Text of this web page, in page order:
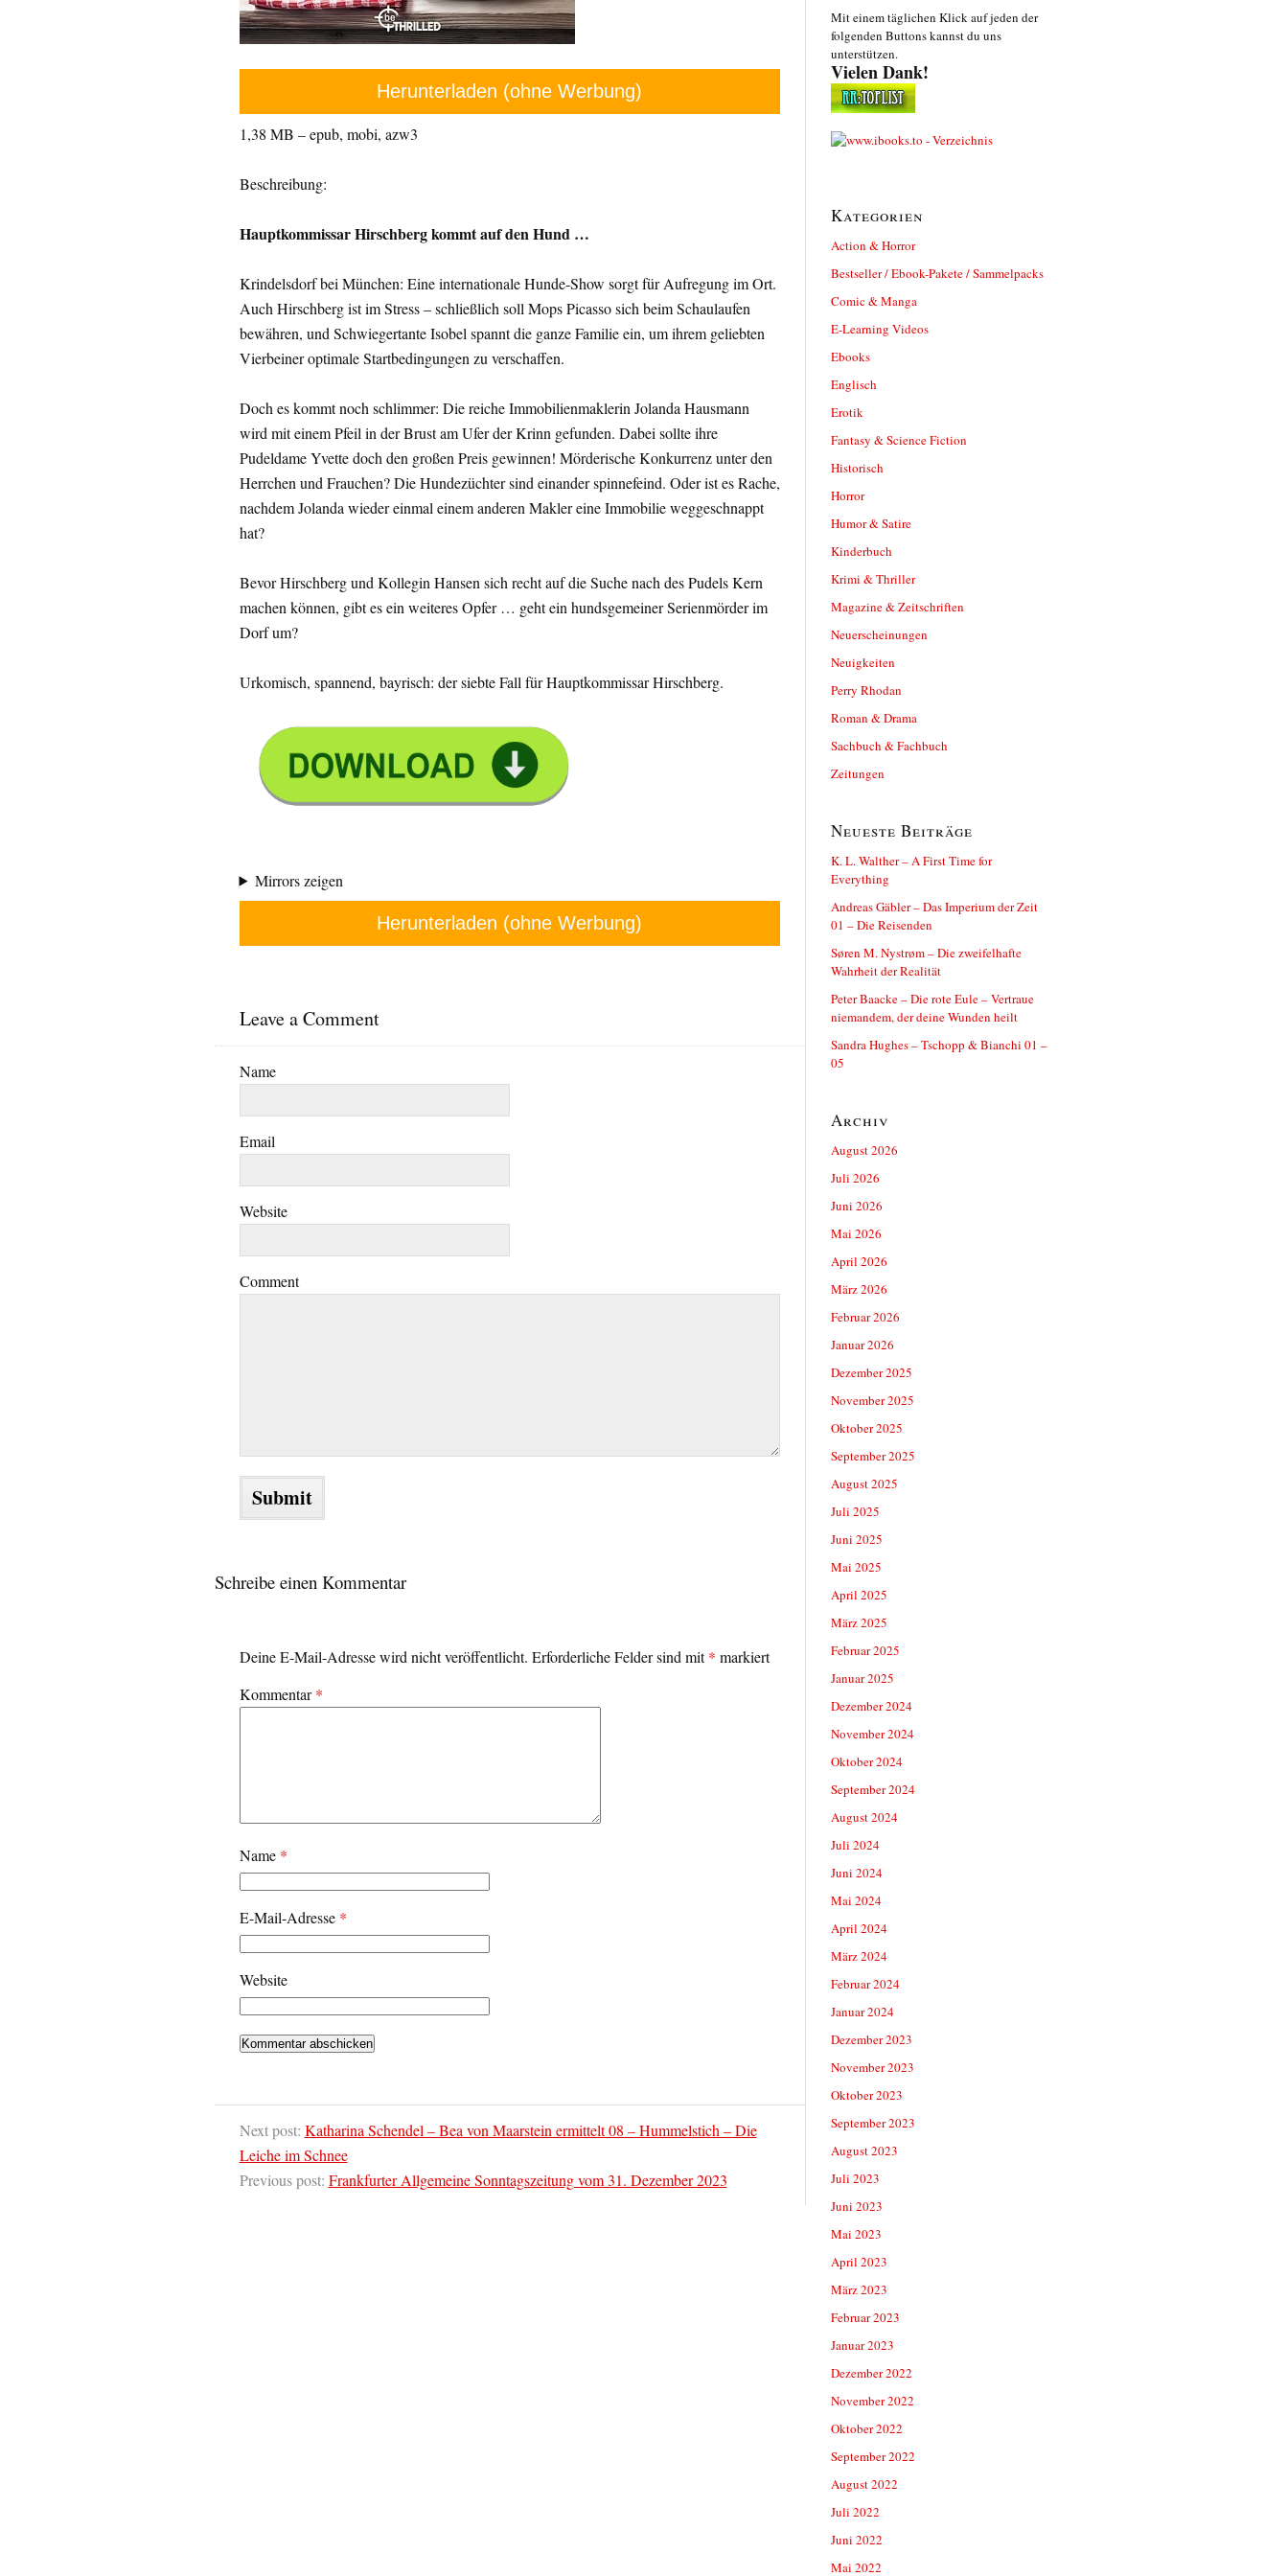
Herunterladen (ohne Werbung)
1,38 MB – epub, mobi, azw3
Beschreibung:
Hauptkommissar Hirschberg kommt auf den Hund …
Krindelsdorf bei München: Eine internationale Hunde-Show sorgt für Aufregung im Ort.
Auch Hirschberg ist im Stress – schließlich soll Mops Picasso sich beim Schaulaufen
bewähren, und Schwiegertante Isobel spannt die ganze Familie ein, um ihrem geliebten
Vierbeiner optimale Startbedingungen zu verschaffen.
Doch es kommt noch schlimmer: Die reiche Immobilienmaklerin Jolanda Hausmann
wird mit einem Pfeil in der Brust am Ufer der Krinn gefunden. Dabei sollte ihre
Pudeldame Yvette doch den großen Preis gewinnen! Mörderische Konkurrenz unter den
Herrchen und Frauchen? Die Hundezüchter sind einander spinnefeind. Oder ist es Rache,
nachdem Jolanda wieder einmal einem anderen Makler eine Immobilie weggeschnappt
hat?
Bevor Hirschberg und Kollegin Hansen sich recht auf die Suche nach des Pudels Kern
machen können, gibt es ein weiteres Opfer … geht ein hundsgemeiner Serienmörder im
Dorf um?
Urkomisch, spannend, bayrisch: der siebte Fall für Hauptkommissar Hirschberg.
Mirrors zeigen
Herunterladen (ohne Werbung)
Leave a Comment
Name
Email
Website
Comment
Schreibe einen Kommentar
Deine E-Mail-Adresse wird nicht veröffentlicht. Erforderliche Felder sind mit* markiert
Kommentar*
Name *
E-Mail-Adresse *
Website
Next post: Katharina Schendel – Bea von Maarstein ermittelt 08 – Hummelstich – Die
Leiche im Schnee
Previous post: Frankfurter Allgemeine Sonntagszeitung vom 31. Dezember 2023
Mit einem täglichen Klick auf jeden der
folgenden Buttons kannst du uns
unterstützen.
Vielen Dank!
Kategorien
Action & Horror
Bestseller / Ebook-Pakete / Sammelpacks
Comic & Manga
E-Learning Videos
Ebooks
Englisch
Erotik
Fantasy & Science Fiction
Historisch
Horror
Humor & Satire
Kinderbuch
Krimi & Thriller
Magazine & Zeitschriften
Neuerscheinungen
Neuigkeiten
Perry Rhodan
Roman & Drama
Sachbuch & Fachbuch
Zeitungen
Neueste Beiträge
K. L. Walther – A First Time for
Everything
Andreas Gäbler – Das Imperium der Zeit
01 – Die Reisenden
Søren M. Nystrøm – Die zweifelhafte
Wahrheit der Realität
Peter Baacke – Die rote Eule – Vertraue
niemandem, der deine Wunden heilt
Sandra Hughes – Tschopp & Bianchi 01 –
05
Archiv
August 2026
Juli 2026
Juni 2026
Mai 2026
April 2026
März 2026
Februar 2026
Januar 2026
Dezember 2025
November 2025
Oktober 2025
September 2025
August 2025
Juli 2025
Juni 2025
Mai 2025
April 2025
März 2025
Februar 2025
Januar 2025
Dezember 2024
November 2024
Oktober 2024
September 2024
August 2024
Juli 2024
Juni 2024
Mai 2024
April 2024
März 2024
Februar 2024
Januar 2024
Dezember 2023
November 2023
Oktober 2023
September 2023
August 2023
Juli 2023
Juni 2023
Mai 2023
April 2023
März 2023
Februar 2023
Januar 2023
Dezember 2022
November 2022
Oktober 2022
September 2022
August 2022
Juli 2022
Juni 2022
Mai 2022